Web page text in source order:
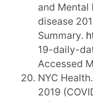
and Mental
disease
Summary.
19-daily-
Accessed
NYC
2019